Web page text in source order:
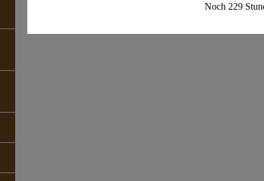
Noch 229